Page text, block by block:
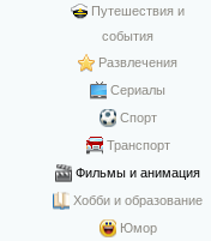
Путешествия и
события
Развлечения
Сериалы
Спорт
Транспорт
Фильмы и анимация
Хобби и образование
Юмор